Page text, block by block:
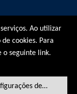
Ao utilizar
de cookies. Para
o seguinte link.
de cookies